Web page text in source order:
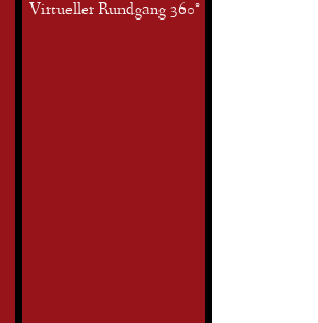
Virtueller Rundgang 360°